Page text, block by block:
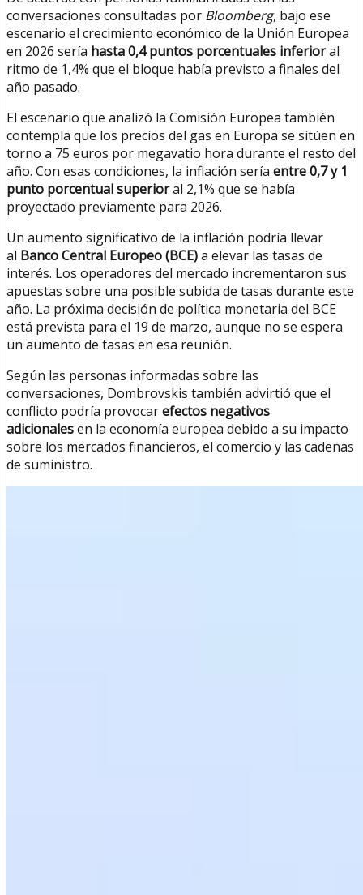
conversaciones consultadas por Bloomberg, bajo ese
escenario el crecimiento económico de la Unión Europea
en 2026 sería hasta 0,4 puntos porcentuales inferioral
ritmo de 1,4% que el bloque había previsto a finales del
año pasado.
El escenario que analizó la Comisión Europea también
contempla que los precios del gas en Europa se sitúen en
torno a 75 euros por megavatio hora durante el resto del
año. Con esas condiciones, la inflación sería entre 0,7 y 1
punto porcentual superioral 2,1% que se había
proyectado previamente para 2026.
Un aumento significativo de la inflación podría llevar
al Banco Central Europeo (BCE)a elevar las tasas de
interés. Los operadores del mercado incrementaron sus
apuestas sobre una posible subida de tasas durante este
año. La próxima decisión de política monetaria del BCE
está prevista para el 19 de marzo, aunque no se espera
un aumento de tasas en esa reunión.
Según las personas informadas sobre las
conversaciones, Dombrovskis también advirtió que el
conflicto podría provocarefectos negativos
adicionalesen la economía europea debido a su impacto
sobre los mercados financieros, el comercio y las cadenas
de suministro.